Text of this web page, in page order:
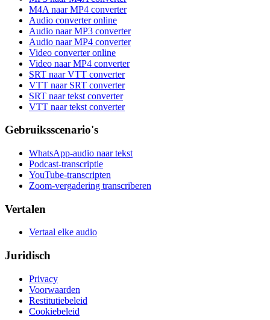
M4A naar MP4 converter
Audio converter online
Audio naar MP3 converter
Audio naar MP4 converter
Video converter online
Video naar MP4 converter
SRT naar VTT converter
VTT naar SRT converter
SRT naar tekst converter
VTT naar tekst converter
Gebruiksscenario's
WhatsApp-audio naar tekst
Podcast-transcriptie
YouTube-transcripten
Zoom-vergadering transcriberen
Vertalen
Vertaal elke audio
Juridisch
Privacy
Voorwaarden
Restitutiebeleid
Cookiebeleid